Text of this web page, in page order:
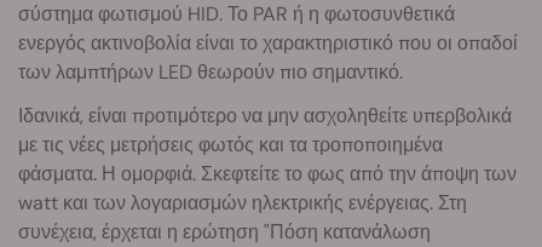
σύστημα φωτισμού HID. Το PAR ή η φωτοσυνθετικά
ενεργός ακτινοβολία είναι το χαρακτηριστικό που οι οπαδοί
των λαμπτήρων LED θεωρούν πιο σημαντικό.
Ιδανικά, είναι προτιμότερο να μην ασχοληθείτε υπερβολικά
με τις νέες μετρήσεις φωτός και τα τροποποιημένα
φάσματα. Η ομορφιά. Σκεφτείτε το φως από την άποψη των
watt και των λογαριασμών ηλεκτρικής ενέργειας. Στη
συνέχεια, έρχεται η ερώτηση "Πόση κατανάλωση